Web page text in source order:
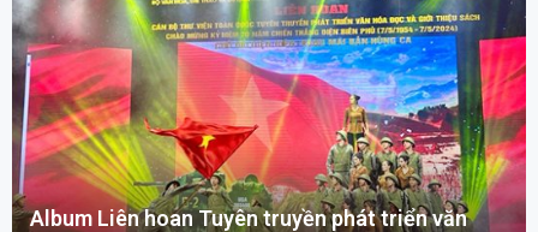
Album Liên hoan Tuyên truyền phát triển văn